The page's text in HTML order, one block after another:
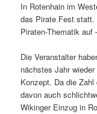
In Rotenhain im
das Pirate Fest
Piraten-Thematik auf
Die Veranstalter
nächstes Jahr
Konzept. Da die
davon auch
Wikinger Einzug in